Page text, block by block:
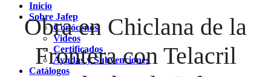
Inicio
Sobre Jafep
Conócenos
Videos
Certificados
Ayudas y Subvenciones
Catálogos
Obra en Chiclana de la
Frontera con Telacril